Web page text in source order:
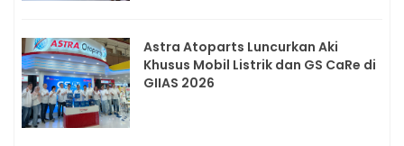
Astra Atoparts Luncurkan Aki
Khusus Mobil Listrik dan GS CaRe di
GIIAS 2026